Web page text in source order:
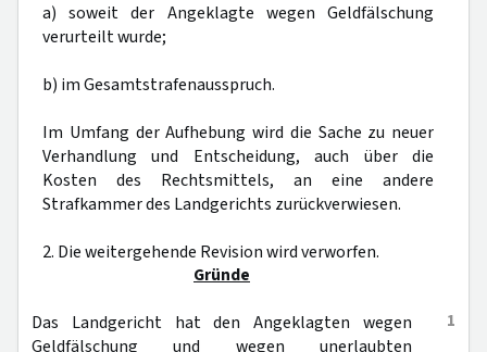
a) soweit der Angeklagte wegen Geldfälschung
verurteilt wurde;
b) im Gesamtstrafenausspruch.
Im Umfang der Aufhebung wird die Sache zu neuer
Verhandlung und Entscheidung, auch über die
Kosten des Rechtsmittels, an eine andere
Strafkammer des Landgerichts zurückverwiesen.
2. Die weitergehende Revision wird verworfen.
Gründe
1
Das Landgericht hat den Angeklagten wegen
Geldfälschung und wegen unerlaubten